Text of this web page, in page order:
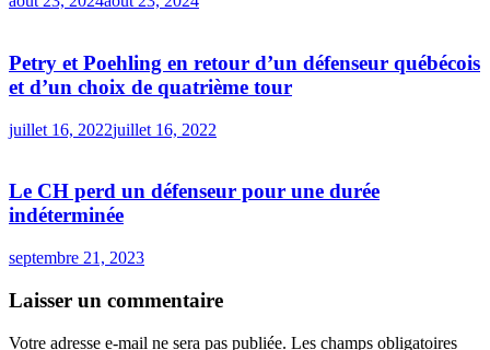
Petry et Poehling en retour d’un défenseur québécois
et d’un choix de quatrième tour
juillet 16, 2022juillet 16, 2022
Le CH perd un défenseur pour une durée
indéterminée
septembre 21, 2023
Laisser un commentaire
Votre adresse e-mail ne sera pas publiée. Les champs obligatoires